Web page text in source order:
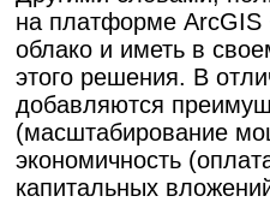
на платформе ArcGIS
облако и иметь в
этого решения. В
добавляются
(масштабирование
экономичность
капитальных